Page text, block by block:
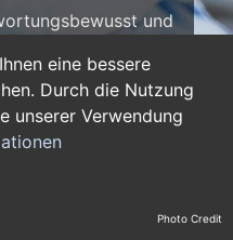
eine bessere
Durch die Nutzung
unserer Verwendung
und
auf
richtig! Hier
Bereich
bis
und
Photo Credit